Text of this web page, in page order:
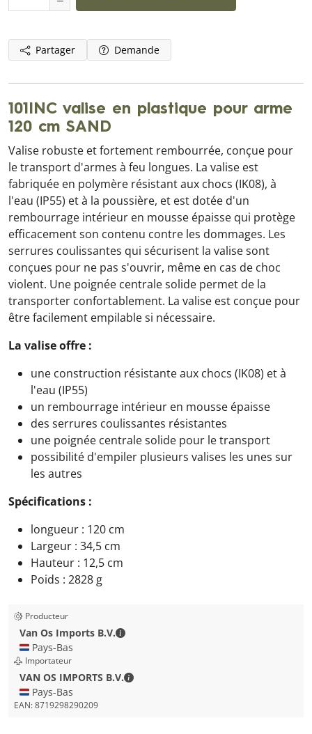
Partager Demande
101INC valise en plastique pour arme
120 cm SAND
Valise robuste et fortement rembourrée, conçue pour
le transport d'armes à feu longues. La valise est
fabriquée en polymère résistant aux chocs (IK08), à
l'eau (IP55) et à la poussière, et est dotée d'un
rembourrage intérieur en mousse épaisse qui protège
efficacement son contenu contre les dommages. Les
serrures coulissantes qui sécurisent la valise sont
conçues pour ne pas s'ouvrir, même en cas de choc
violent. Une poignée centrale solide permet de la
transporter confortablement. La valise est conçue pour
être facilement empilable si nécessaire.
La valise offre :
une construction résistante aux chocs (IK08) et à
l'eau (IP55)
un rembourrage intérieur en mousse épaisse
des serrures coulissantes résistantes
une poignée centrale solide pour le transport
possibilité d'empiler plusieurs valises les unes sur
les autres
Spécifications :
longueur : 120 cm
Largeur : 34,5 cm
Hauteur : 12,5 cm
Poids : 2828 g
Producteur
Van Os Imports B.V.
Van Os Imports B.V. - Coordonnées de
🇳🇱 Pays-Bas
Importateur
VAN OS IMPORTS B.V.
VAN OS IMPORTS B.V. -
🇳🇱 Pays-Bas
EAN:8719298290209